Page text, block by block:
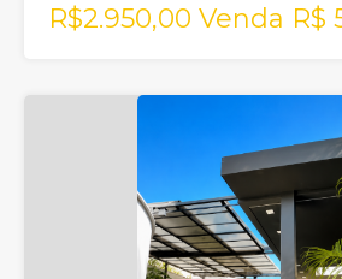
R$2.950,00 Venda R$